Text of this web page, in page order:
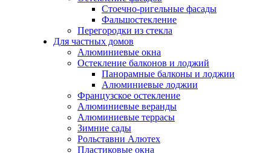
Стоечно-ригельные фасады
Фальшостекление
Перегородки из стекла
Для частных домов
Алюминиевые окна
Остекление балконов и лоджий
Панорамные балконы и лоджии
Алюминиевые лоджии
Французское остекление
Алюминиевые веранды
Алюминиевые террасы
Зимние сады
Рольставни Алютех
Пластиковые окна